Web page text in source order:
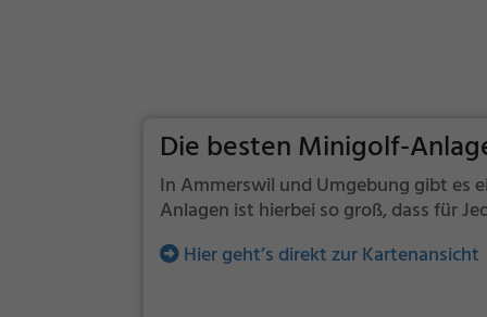
Die besten Minigolf-
In Ammerswil und Umgebung gibt es
Anlagen ist hierbei so groß, dass für
Hier geht’s direkt zur Kartenansicht